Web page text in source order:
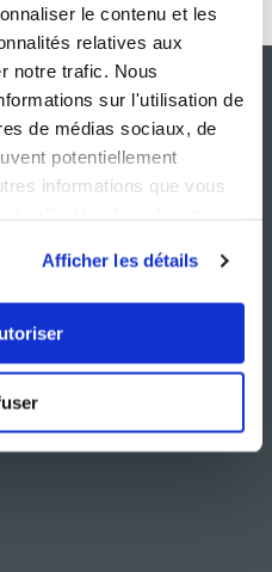
le contenu et les
relatives aux
notre trafic. Nous
sur l'utilisation de
de médias sociaux, de
potentiellement
informations que vous
Afficher les détails
C.G.U
Politique de confidentialité
Utilisation des Cookies